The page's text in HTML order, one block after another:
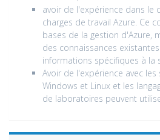
avoir de l'expérience dans le
charges de travail Azure. Ce
bases de la gestion d'Azure,
des connaissances
informations spécifiques à la
Avoir de l'expérience avec
Windows et Linux et les
de laboratoires peuvent